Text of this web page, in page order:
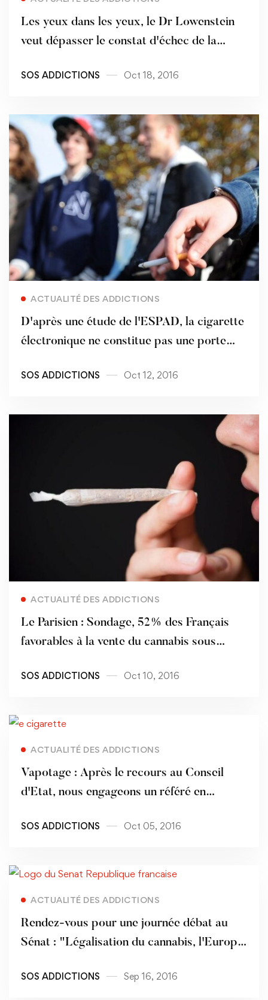
Les yeux dans les yeux, le Dr Lowenstein
veut dépasser le constat d'échec de la
SOS ADDICTIONS Oct 18, 2016
ACTUALITÉ DES ADDICTIONS
D'après une étude de l'ESPAD, la cigarette
électronique ne constitue pas une porte
SOS ADDICTIONS Oct 12, 2016
ACTUALITÉ DES ADDICTIONS
Le Parisien : Sondage, 52% des Français
favorables à la vente du cannabis sous
SOS ADDICTIONS Oct 10, 2016
ACTUALITÉ DES ADDICTIONS
Vapotage : Après le recours au Conseil
d'Etat, nous engageons un référé en
SOS ADDICTIONS Oct 05, 2016
ACTUALITÉ DES ADDICTIONS
Rendez-vous pour une journée débat au
Sénat : "Légalisation du cannabis, l'Europe
SOS ADDICTIONS Sep 16, 2016